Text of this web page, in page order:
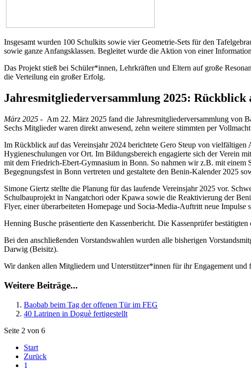
Insgesamt wurden 100 Schulkits sowie vier Geometrie-Sets für den
sowie ganze Anfangsklassen. Begleitet wurde die Aktion von einer
Das Projekt stieß bei Schüler*innen, Lehrkräften und Eltern auf große
die Verteilung ein großer Erfolg.
Jahresmitgliederversammlung 2025:
März 2025 - Am 22. März 2025 fand die Jahresmitgliederversammlung von
Sechs Mitglieder waren direkt anwesend, zehn weitere stimmten per
Im Rückblick auf das Vereinsjahr 2024 berichtete Gero Steup von
Hygieneschulungen vor Ort. Im Bildungsbereich engagierte sich der Verein
mit dem Friedrich-Ebert-Gymnasium in Bonn. So nahmen wir z.B. mit einem
Begegnungsfest in Bonn vertreten und gestaltete den Benin-Kalender 2025
Simone Giertz stellte die Planung für das laufende Vereinsjahr 2025 vor.
Schulbauprojekt in Nangatchori oder Kpawa sowie die Reaktivierung der
Flyer, einer überarbeiteten Homepage und Socia-Media-Auftritt neue Impulse
Henning Busche präsentierte den Kassenbericht. Die Kassenprüfer
Bei den anschließenden Vorstandswahlen wurden alle bisherigen
Darwig (Beisitz).
Wir danken allen Mitgliedern und Unterstützer*innen für ihr Engagement und
Weitere Beiträge...
Baobab beim Tag der offenen Tür im FEG
40 Latrinen in Doguè fertigestellt
Seite 2 von 6
Start
Zurück
1